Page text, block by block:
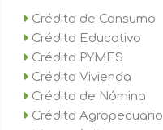
Crédito de Consumo
Crédito Educativo
Crédito PYMES
Crédito Vivienda
Crédito de Nómina
Crédito Agropecuario